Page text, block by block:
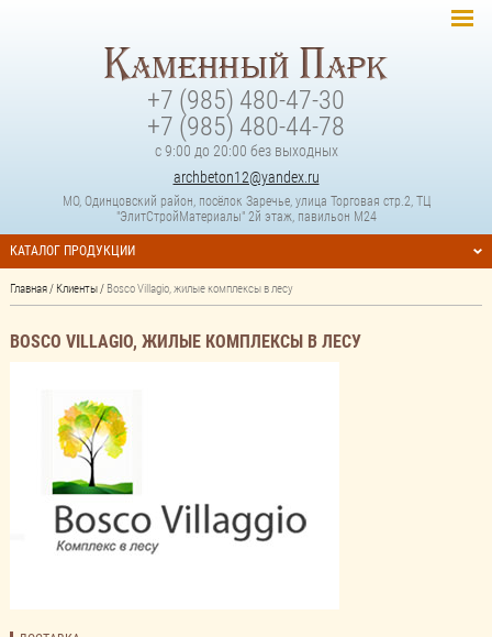
+7 (985) 480-47-30
+7 (985) 480-44-78
с 9:00 до 20:00 без выходных
archbeton12@yandex.ru
МО, Одинцовский район, посёлок Заречье, улица Торговая стр.2, ТЦ
"ЭлитСтройМатериалы" 2й этаж, павильон М24
КАТАЛОГ ПРОДУКЦИИ
Главная / Клиенты / Bosco Villagio, жилые комплексы в лесу
BOSCO VILLAGIO, ЖИЛЫЕ КОМПЛЕКСЫ В ЛЕСУ